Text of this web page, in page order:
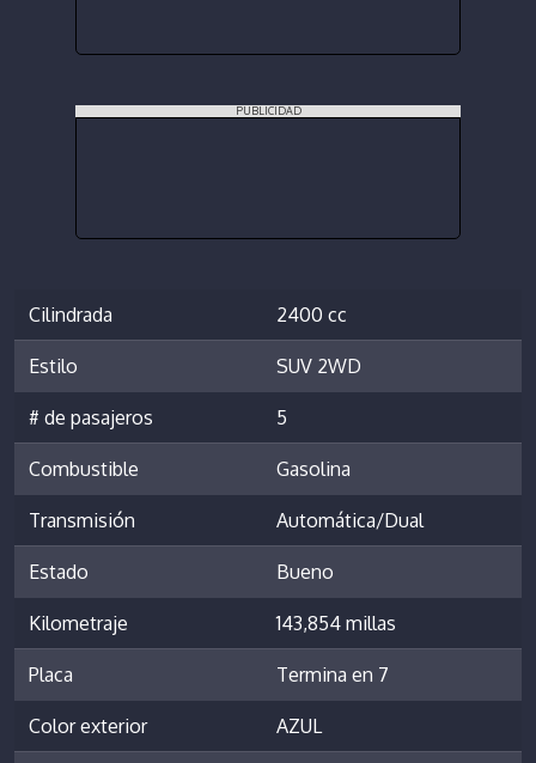
PUBLICIDAD
Cilindrada 2400 cc
Estilo SUV 2WD
# de pasajeros 5
Combustible Gasolina
Transmisión Automática/Dual
Estado Bueno
Kilometraje 143,854 millas
Placa Termina en 7
Color exterior AZUL